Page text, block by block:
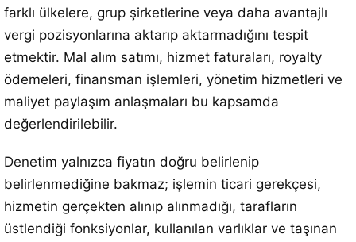
farklı ülkelere, grup şirketlerine veya daha avantajlı
vergi pozisyonlarına aktarıp aktarmadığını tespit
etmektir. Mal alım satımı, hizmet faturaları, royalty
ödemeleri, finansman işlemleri, yönetim hizmetleri ve
maliyet paylaşım anlaşmaları bu kapsamda
değerlendirilebilir.
Denetim yalnızca fiyatın doğru belirlenip
belirlenmediğine bakmaz; işlemin ticari gerekçesi,
hizmetin gerçekten alınıp alınmadığı, tarafların
üstlendiği fonksiyonlar, kullanılan varlıklar ve taşınan